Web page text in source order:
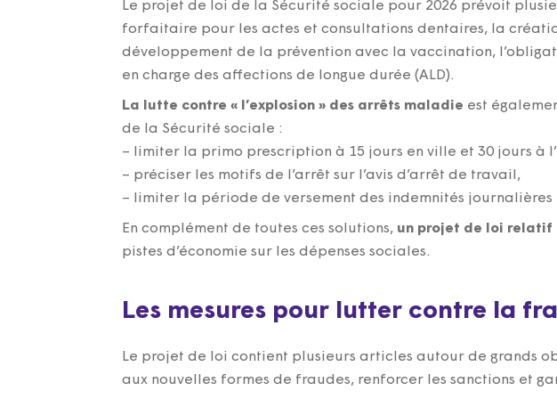
Le projet de loi de la Sécurité sociale pour 2026 prévoit
forfaitaire pour les actes et consultations dentaires, la
développement de la prévention avec la vaccination,
en charge des affections de longue durée (ALD).
La lutte contre « l’explosion » des arrêts maladie est
de la Sécurité sociale :
– limiter la primo prescription à 15 jours en ville et 30 jours à
– préciser les motifs de l’arrêt sur l’avis d’arrêt de travail,
– limiter la période de versement des indemnités journalières
En complément de toutes ces solutions, un projet de loi relatif
pistes d’économie sur les dépenses sociales.
Les mesures pour lutter contre la
Le projet de loi contient plusieurs articles autour de grands
aux nouvelles formes de fraudes, renforcer les sanctions et